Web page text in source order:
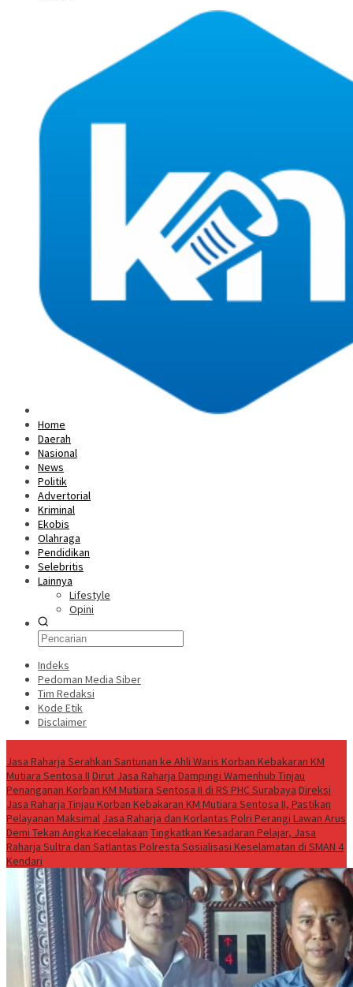
Home
Daerah
Nasional
News
Politik
Advertorial
Kriminal
Ekobis
Olahraga
Pendidikan
Selebritis
Lainnya
Lifestyle
Opini
Indeks
Pedoman Media Siber
Tim Redaksi
Kode Etik
Disclaimer
Jasa Raharja Serahkan Santunan ke Ahli Waris Korban Kebakaran KM
Mutiara Sentosa II Dirut Jasa Raharja Dampingi Wamenhub Tinjau
Penanganan Korban KM Mutiara Sentosa II di RS PHC Surabaya Direksi
Jasa Raharja Tinjau Korban Kebakaran KM Mutiara Sentosa II, Pastikan
Pelayanan Maksimal Jasa Raharja dan Korlantas Polri Perangi Lawan Arus
Demi Tekan Angka Kecelakaan Tingkatkan Kesadaran Pelajar, Jasa
Raharja Sultra dan Satlantas Polresta Sosialisasi Keselamatan di SMAN 4
Kendari